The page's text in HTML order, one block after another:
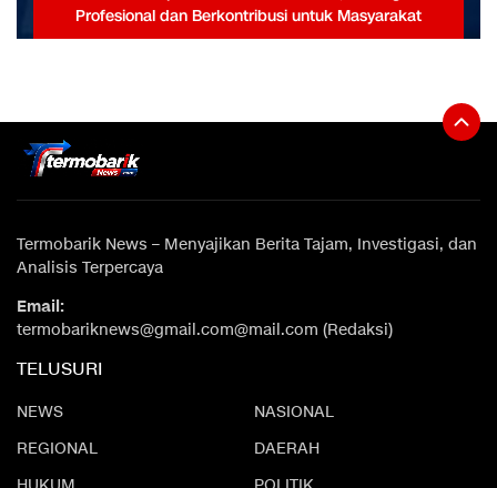
Profesional dan Berkontribusi untuk Masyarakat
Termobarik News – Menyajikan Berita Tajam, Investigasi, dan
Analisis Terpercaya
Email:
termobariknews@gmail.com@mail.com (Redaksi)
TELUSURI
NEWS
NASIONAL
REGIONAL
DAERAH